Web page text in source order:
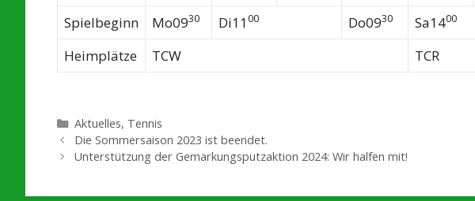
Spielbeginn
Mo0930 Di1100 Do0930 Sa1400
Heimplätze TCW TCR
Kategorien
Aktuelles, Tennis
Die Sommersaison 2023 ist beendet.
Unterstützung der Gemarkungsputzaktion 2024: Wir halfen mit!